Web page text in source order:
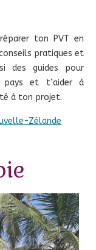
ton PVT en
pratiques et
des guides pour
pays et t’aider à
à ton projet.
Zélande